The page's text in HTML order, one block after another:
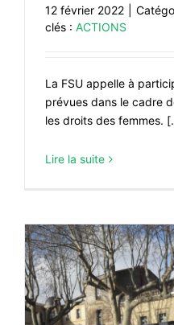
12 février 2022
clés : ACTIONS
La FSU appelle à
prévues dans le cadre
les droits des femmes.
Lire la suite